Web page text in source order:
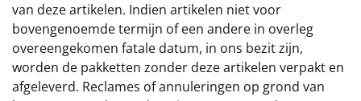
van deze artikelen. Indien artikelen niet voor
bovengenoemde termijn of een andere in overleg
overeengekomen fatale datum, in ons bezit zijn,
worden de pakketten zonder deze artikelen verpakt en
afgeleverd. Reclames of annuleringen op grond van